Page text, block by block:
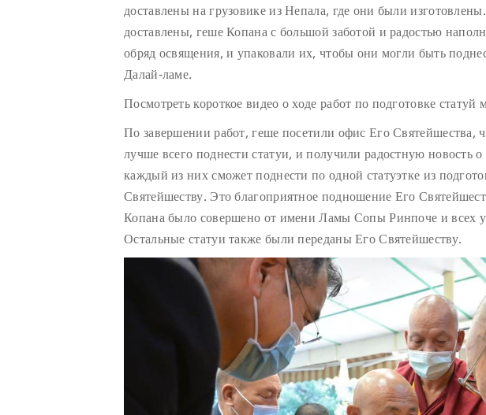
доставлены на грузовике из Непала, где они были
доставлены, геше Копана с большой заботой и радостью
обряд освящения, и упаковали их, чтобы они могли быть
Далай-ламе.
Посмотреть короткое видео о ходе работ по подготовке
По завершении работ, геше посетили офис Его Святейшества,
лучше всего поднести статуи, и получили радостную новость
каждый из них сможет поднести по одной статуэтке из
Святейшеству. Это благоприятное подношение Его
Копана было совершено от имени Ламы Сопы Ринпоче и всех
Остальные статуи также были переданы Его Святейшеству.